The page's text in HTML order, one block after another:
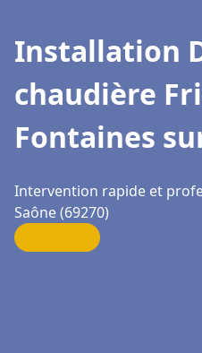
Installation
chaudière
Fontaines
Intervention rapide et
Saône (69270)